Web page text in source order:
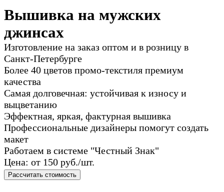
Вышивка на мужских
джинсах
Изготовление на заказ оптом и в розницу в
Санкт-Петербурге
Более 40 цветов промо-текстиля премиум
качества
Самая долговечная: устойчивая к износу и
выцветанию
Эффектная, яркая, фактурная вышивка
Профессиональные дизайнеры помогут создать
макет
Работаем в системе "Честный Знак"
Цена: от 150 руб./шт.
Рассчитать стоимость